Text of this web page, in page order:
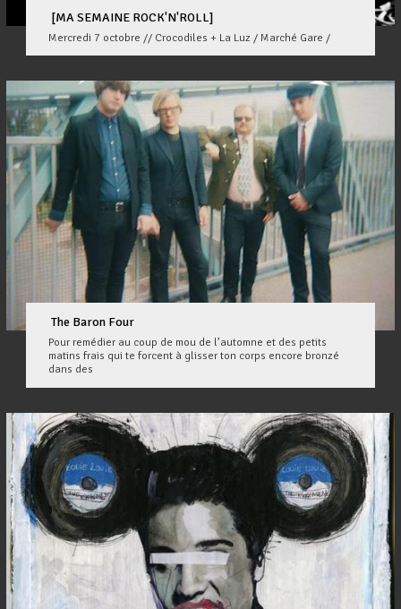
[MA SEMAINE ROCK'N'ROLL]
Mercredi 7 octobre // Crocodiles + La Luz / Marché Gare /
The Baron Four
Pour remédier au coup de mou de l’automne et des petits
matins frais qui te forcent à glisser ton corps encore bronzé
dans des